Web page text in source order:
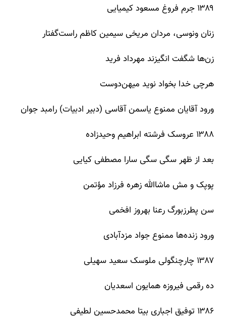
۱۳۸۹ جرم فروغ مسعود کیمیایی
زنان ونوسی، مردان مریخی سیمین کاظم راست‌گفتار
زن‌ها شگفت انگیزند مهرداد فرید
هرچی خدا بخواد نوید میهن‌دوست
ورود آقایان ممنوع یاسمن آقاسی (دبیر ادبیات) رامبد جوان
۱۳۸۸ عروسک فرشته ابراهیم وحیدزاده
بعد از ظهر سگی سگی سارا مصطفی کیایی
پوپک و مش ماشاالله زهره فرزاد مؤتمن
سن پطرزبورگ رعنا بهروز افخمی
ورود زنده‌ها ممنوع جواد مزدآبادی
۱۳۸۷ چارچنگولی ملوسک سعید سهیلی
ده رقمی فیروزه همایون اسعدیان
۱۳۸۶ توفیق اجباری بیتا محمدحسین لطیفی